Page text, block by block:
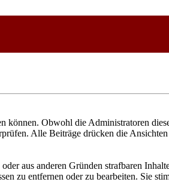
können. Obwohl die Administratoren
Alle Beiträge drücken die
aus anderen Gründen strafbaren
zu entfernen oder zu bearbeiten. Sie